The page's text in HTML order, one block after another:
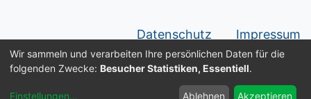
Datenschutz Impressum
Copyright © Neue Messe Fulda GmbH
Wir sammeln und verarbeiten Ihre persönlichen Daten für die
folgenden Zwecke: Besucher Statistiken, Essentiell.
Einstellungen... Ablehnen Akzeptieren